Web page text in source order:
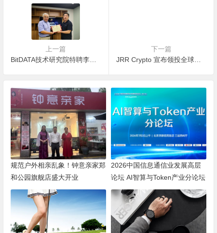
上一篇
BitDATA技术研究院特聘李大鹏博士为技术专家委员会首
下一篇
JRR Crypto 宣布领投全球数字券商BitDATA
规范户外相亲乱象！钟意亲家郑
和公园旗舰店盛大开业
2026中国信息通信业发展高层
论坛 AI智算与Token产业分论坛
顺利举办